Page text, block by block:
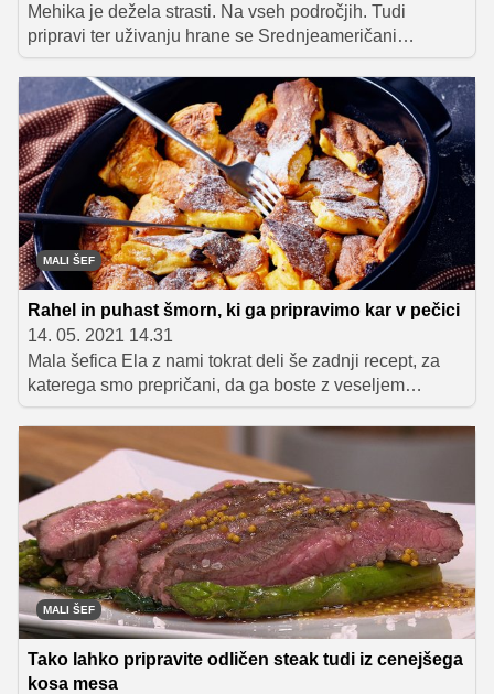
Mehika je dežela strasti. Na vseh področjih. Tudi
pripravi ter uživanju hrane se Srednjeameričani
predajajo z neverjetno strastjo, kar se pozna na ravno
prav pikantnih dobrotah, ki gredo v slast po vsem svetu.
Zakaj si doze te strasti ne bi pričarali tudi doma? To
poletje pozabite na klasične piknike z družino in
prijatelji ter si omislite pravo tradicionalno mehiško
zabavo z vsem, kar sodi zraven.
MALI ŠEF
Rahel in puhast šmorn, ki ga pripravimo kar v pečici
14. 05. 2021 14.31
Mala šefica Ela z nami tokrat deli še zadnji recept, za
katerega smo prepričani, da ga boste z veseljem
preizkusili. Le kdo se lahko upre slastnemu carskemu
pražencu oziroma šmornu, kot mu radi rečemo, ki je tako
rahel in puhast, da se kar topi v ustih?! Privoščite si ga
skupaj z marmelado, čokoladnim namazom, kompotom
ali jabolčno čežano, odličen pa je tudi brez vseh
dodatkov, potresen zgolj s sladkorjem v prahu. Zavihajte
rokave in preizkusite Elin recept, s fotografijo
pripravljene jedi pa nato sodelujte v nagradni igri, v
kateri lahko osvojite super nagrado – kuharski
predpasnik oddaje Mali šef Slovenije.
MALI ŠEF
Tako lahko pripravite odličen steak tudi iz cenejšega
kosa mesa